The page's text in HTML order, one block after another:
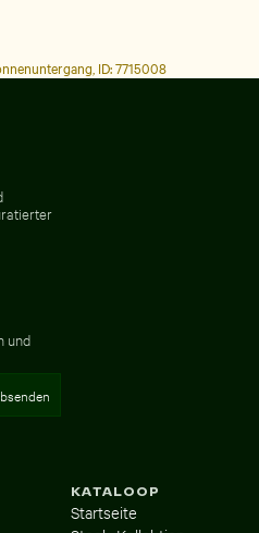
ID: 7715008
und
KATALOOP
Startseite